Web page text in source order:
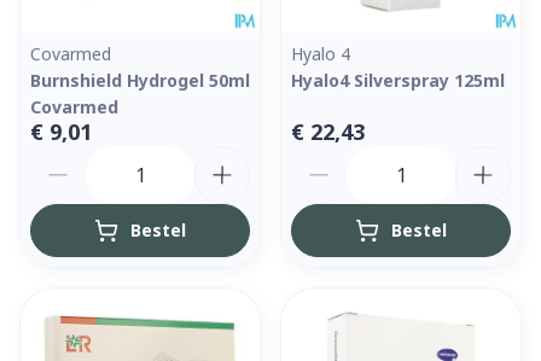
Covarmed
Burnshield Hydrogel 50ml
Covarmed
€ 9,01
Bestel
Hyalo 4
Hyalo4 Silverspray 125ml
€ 22,43
Bestel